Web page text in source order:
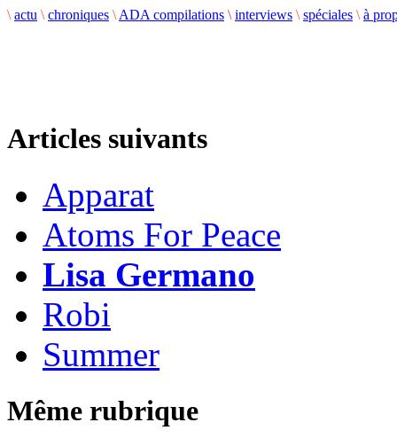
\ actu \ chroniques \ ADA compilations \ interviews \ spéciales \ à
Articles suivants
Apparat
Atoms For Peace
Lisa Germano
Robi
Summer
Même rubrique